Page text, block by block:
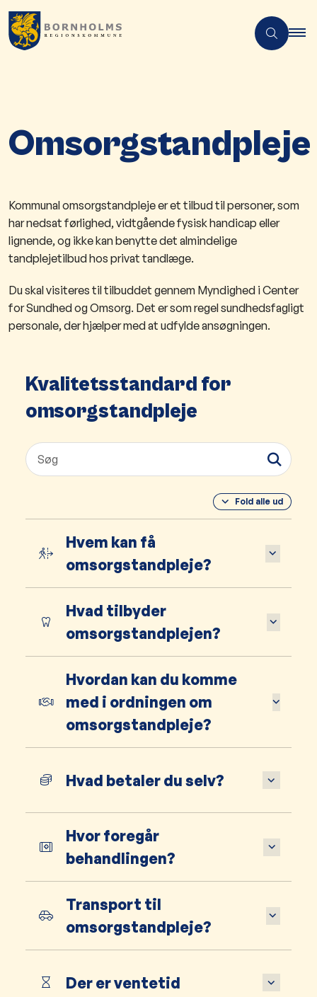
Omsorgstandpleje
Kommunal omsorgstandpleje er et tilbud til personer, som
har nedsat førlighed, vidtgående fysisk handicap eller
lignende, og ikke kan benytte det almindelige
tandplejetilbud hos privat tandlæge.
Du skal visiteres til tilbuddet gennem Myndighed i Center
for Sundhed og Omsorg​. Det er som regel sundhedsfagligt
personale, der hjælper med at udfylde ansøgningen.
Kvalitetsstandard for
omsorgstandpleje
Fold alle ud
Hvem kan få
omsorgstandpleje?
Hvad tilbyder
omsorgstandplejen?​
Hvordan kan du komme
med i ordningen om
omsorgstandpleje?
Hvad betaler du selv?
Hvor foregår
behandlingen?
Transport til
omsorgstandpleje?
Der er ventetid